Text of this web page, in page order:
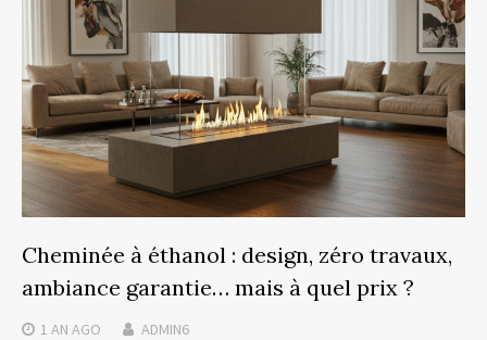
Cheminée à éthanol : design, zéro travaux,
ambiance garantie… mais à quel prix ?
1 AN AGO ADMIN6